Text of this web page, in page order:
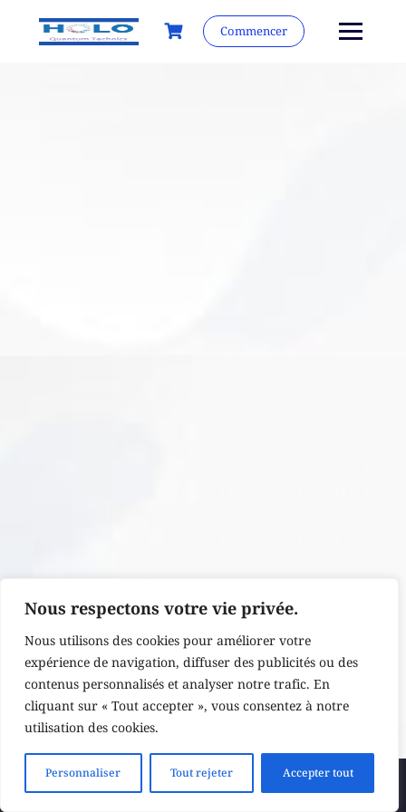
Nous respectons votre vie privée.
Nous utilisons des cookies pour améliorer votre
expérience de navigation, diffuser des publicités ou des
contenus personnalisés et analyser notre trafic. En
cliquant sur « Tout accepter », vous consentez à notre
utilisation des cookies.
Personnaliser Tout rejeter Accepter tout
Commencer
Soumettre un thème
Newsletter
Politique de confidentialité
Conditions générales de vente
Politique en matière de remboursements